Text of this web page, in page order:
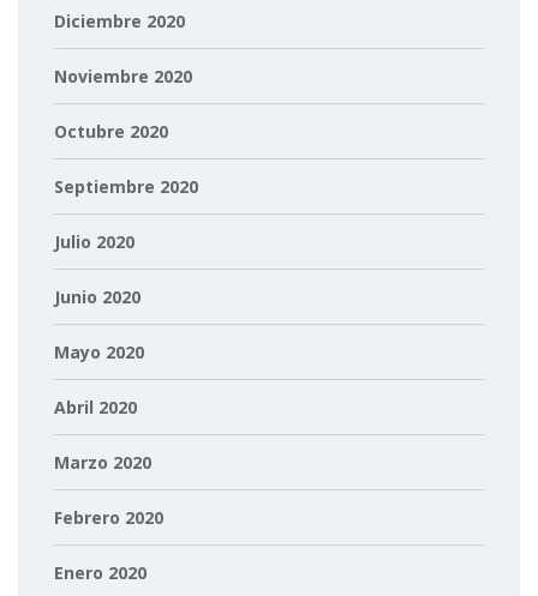
Diciembre 2020
Noviembre 2020
Octubre 2020
Septiembre 2020
Julio 2020
Junio 2020
Mayo 2020
Abril 2020
Marzo 2020
Febrero 2020
Enero 2020